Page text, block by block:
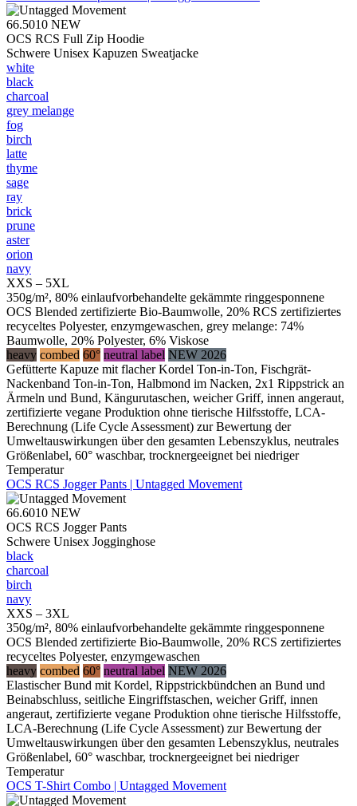
66.5010 NEW
OCS RCS Full Zip Hoodie
Schwere Unisex Kapuzen Sweatjacke
white
black
charcoal
grey melange
fog
birch
latte
thyme
sage
ray
brick
prune
aster
orion
navy
XXS – 5XL
350g/m², 80% einlaufvorbehandelte gekämmte ringgesponnene
OCS Blended zertifizierte Bio-Baumwolle, 20% RCS zertifiziertes
recyceltes Polyester, enzymgewaschen, grey melange: 74%
Baumwolle, 20% Polyester, 6% Viskose
heavy combed 60° neutral label NEW 2026
Gefütterte Kapuze mit flacher Kordel Ton-in-Ton, Fischgrät-
Nackenband Ton-in-Ton, Halbmond im Nacken, 2x1 Rippstrick an
Ärmeln und Bund, Kängurutaschen, weicher Griff, innen angeraut,
zertifizierte vegane Produktion ohne tierische Hilfsstoffe, LCA-
Berechnung (Life Cycle Assessment) zur Bewertung der
Umweltauswirkungen über den gesamten Lebenszyklus, neutrales
Größenlabel, 60° waschbar, trocknergeeignet bei niedriger
Temperatur
OCS RCS Jogger Pants | Untagged Movement
66.6010 NEW
OCS RCS Jogger Pants
Schwere Unisex Jogginghose
black
charcoal
birch
navy
XXS – 3XL
350g/m², 80% einlaufvorbehandelte gekämmte ringgesponnene
OCS Blended zertifizierte Bio-Baumwolle, 20% RCS zertifiziertes
recyceltes Polyester, enzymgewaschen
heavy combed 60° neutral label NEW 2026
Elastischer Bund mit Kordel, Rippstrickbündchen an Bund und
Beinabschluss, seitliche Eingriffstaschen, weicher Griff, innen
angeraut, zertifizierte vegane Produktion ohne tierische Hilfsstoffe,
LCA-Berechnung (Life Cycle Assessment) zur Bewertung der
Umweltauswirkungen über den gesamten Lebenszyklus, neutrales
Größenlabel, 60° waschbar, trocknergeeignet bei niedriger
Temperatur
OCS T-Shirt Combo | Untagged Movement